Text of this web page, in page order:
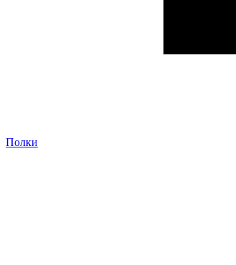
Полки